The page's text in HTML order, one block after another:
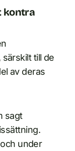
kontra
till de
av deras
sagt
under